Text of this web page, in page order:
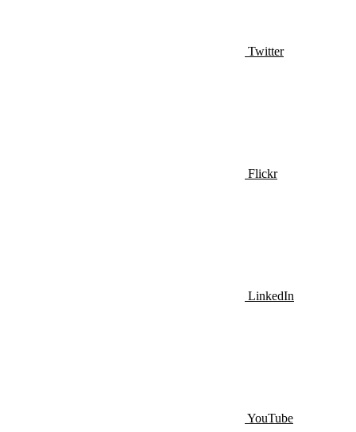
Twitter
Flickr
LinkedIn
YouTube